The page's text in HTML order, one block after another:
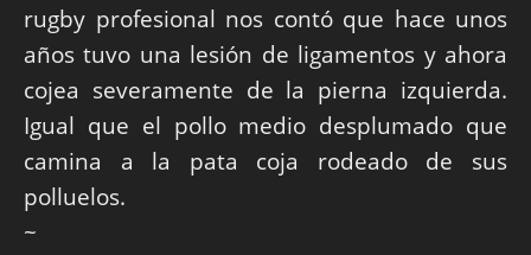
rugby profesional nos contó que hace unos
años tuvo una lesión de ligamentos y ahora
cojea severamente de la pierna izquierda.
Igual que el pollo medio desplumado que
camina a la pata coja rodeado de sus
polluelos.
~